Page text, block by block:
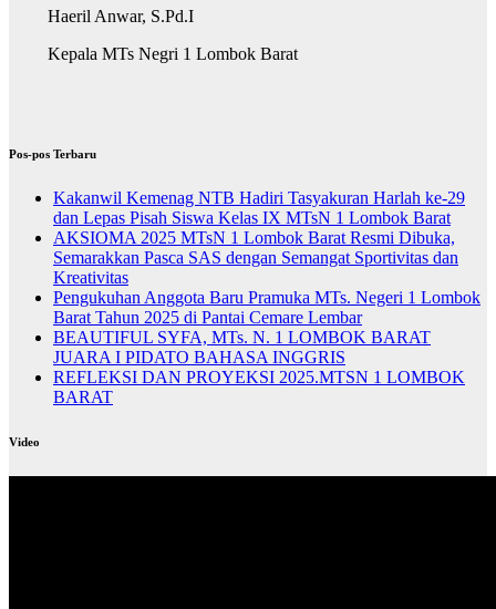
Haeril Anwar, S.Pd.I
Kepala MTs Negri 1 Lombok Barat
Pos-pos Terbaru
Kakanwil Kemenag NTB Hadiri Tasyakuran Harlah ke-29
dan Lepas Pisah Siswa Kelas IX MTsN 1 Lombok Barat
AKSIOMA 2025 MTsN 1 Lombok Barat Resmi Dibuka,
Semarakkan Pasca SAS dengan Semangat Sportivitas dan
Kreativitas
Pengukuhan Anggota Baru Pramuka MTs. Negeri 1 Lombok
Barat Tahun 2025 di Pantai Cemare Lembar
BEAUTIFUL SYFA, MTs. N. 1 LOMBOK BARAT
JUARA I PIDATO BAHASA INGGRIS
REFLEKSI DAN PROYEKSI 2025.MTSN 1 LOMBOK
BARAT
Video